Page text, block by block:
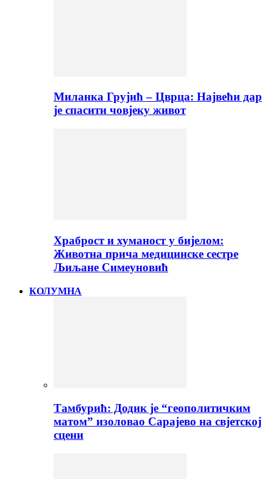
Миланка Грујић – Цврца: Највећи дар
је спасити човјеку живот
Храброст и хуманост у бијелом:
Животна прича медицинске сестре
Љиљане Симеуновић
КОЛУМНА
Тамбурић: Додик је “геополитичким
матом” изоловао Сарајево на свјетској
сцени